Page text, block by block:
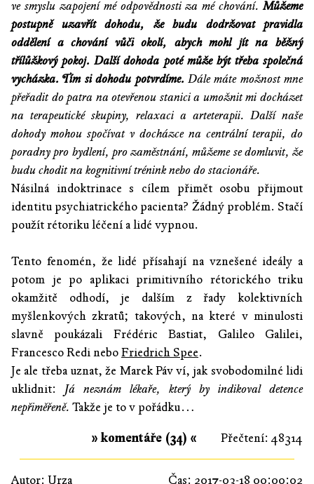
ve smyslu zapojení mé odpovědnosti za mé chování.Můžeme
postupně uzavřít dohodu, že budu dodržovat pravidla
oddělení a chování vůči okolí, abych mohl jít na běžný
třílůžkový pokoj. Další dohoda poté může být třeba společná
vycházka. Tím si dohodu potvrdíme. Dále máte možnost mne
přeřadit do patra na otevřenou stanici a umožnit mi docházet
na terapeutické skupiny, relaxaci a arteterapii. Další naše
dohody mohou spočívat v docházce na centrální terapii, do
poradny pro bydlení, pro zaměstnání, můžeme se domluvit, že
budu chodit na kognitivní trénink nebo do stacionáře.
Násilná indoktrinace s cílem přimět osobu přijmout
identitu psychiatrického pacienta? Žádný problém. Stačí
použít rétoriku léčení a lidé vypnou.
Tento fenomén, že lidé přísahají na vznešené ideály a
potom je po aplikaci primitivního rétorického triku
okamžitě odhodí, je dalším z řady kolektivních
myšlenkových zkratů; takových, na které v minulosti
slavně poukázali Frédéric Bastiat, Galileo Galilei,
Francesco Redi neboFriedrich Spee.
Je ale třeba uznat, že Marek Páv ví, jak svobodomilné lidi
uklidnit: Já neznám lékaře, který by indikoval detence
nepřiměřeně. Takže je to v pořádku…
Přečtení: 48314
» komentáře (34) «
Autor: Urza Čas: 2017-03-18 00:00:02